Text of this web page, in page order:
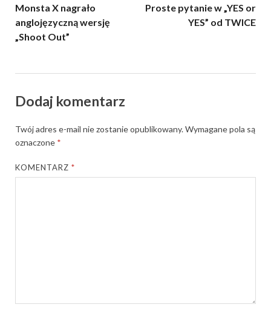
Monsta X nagrało
anglojęzyczną wersję
„Shoot Out”
Proste pytanie w „YES or
YES” od TWICE
Dodaj komentarz
Twój adres e-mail nie zostanie opublikowany.Wymagane pola są
oznaczone *
KOMENTARZ*